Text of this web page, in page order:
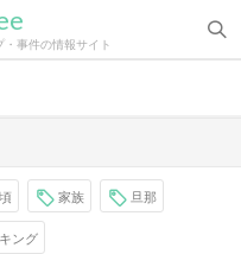
事件の情報サイト
家族 旦那
ング